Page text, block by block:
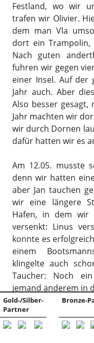
Festland, wo wir
trafen wir Olivier.
dem man Vla
dort ein
Nach guten
fuhren wir gegen
einer Insel. Auf der
Jahr auch. Aber
Also besser gesagt,
Jahr machten wir
wir durch Dornen
dafür hatten wir es
Am 12.05. musste
denn wir hatten
aber Jan tauchen
wir eine längere
Hafen, in dem wir
versenkt: Linus
konnte es
einem
klingelte auch
Taucher: Noch
jemand anderem in
Am nächsten
Starthafen.
Gold-/Silber-
Partner
Bronze-